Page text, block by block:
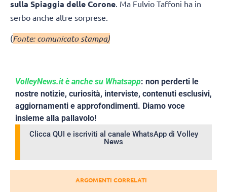
sulla Spiaggia delle Corone. Ma Fulvio Taffoni ha in
serbo anche altre sorprese.
(Fonte: comunicato stampa)
VolleyNews.it è anche su Whatsapp: non perderti le
nostre notizie, curiosità, interviste, contenuti esclusivi,
aggiornamenti e approfondimenti. Diamo voce
insieme alla pallavolo!
Clicca QUI e iscriviti al canale WhatsApp di Volley
News
ARGOMENTI CORRELATI